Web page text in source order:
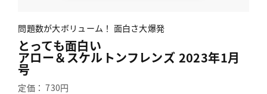
問題数が大ボリューム！ 面白さ大爆発
とっても面白い
アロー＆スケルトンフレンズ 2023年1月
号
定価： 730円